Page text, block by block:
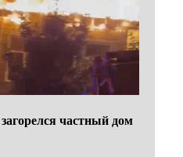
частный дом